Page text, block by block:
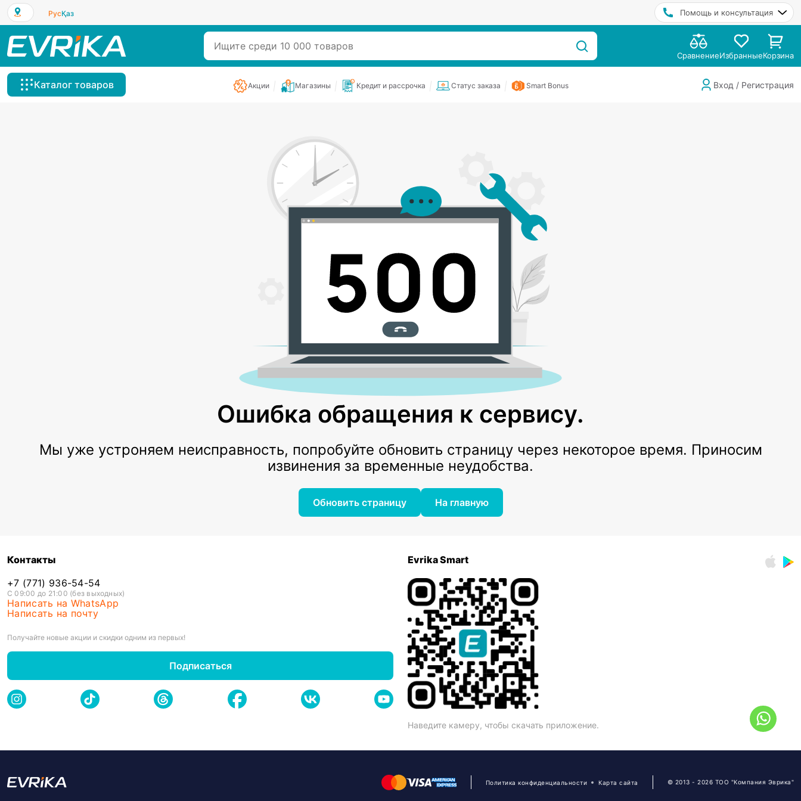
РусҚаз Помощь и консультация
СравнениеИзбранныеКорзина
Каталог товаров Акции Магазины Кредит и рассрочка Статус заказа Smart Bonus Вход / Регистрация
Ошибка обращения к сервису.
Мы уже устроняем неисправность, попробуйте обновить страницу через некоторое время. Приносим
извинения за временные неудобства.
Обновить страницу На главную
Контакты
+7 (771) 936-54-54
С 09:00 до 21:00 (без выходных)
Написать на WhatsApp
Написать на почту
Получайте новые акции и скидки одним из первых!
Подписаться
Evrika Smart
Наведите камеру, чтобы скачать приложение.
Политика конфиденциальности Карта сайта © 2013 - 2026 ТОО "Компания Эврика"